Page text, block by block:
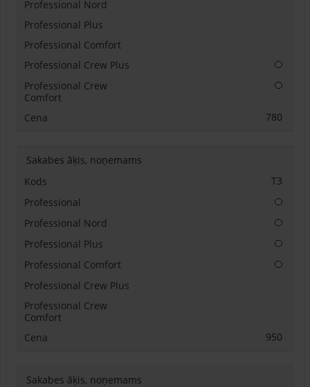
780
Sakabes āķis, noņemams
T3
950
Sakabes āķis, noņemams